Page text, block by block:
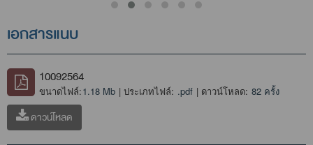
เอกสารแนบ
10092564
ขนาดไฟล์:1.18 Mb | ประเภทไฟล์: .pdf | ดาวน์โหลด: 82 ครั้ง
ดาวน์โหลด